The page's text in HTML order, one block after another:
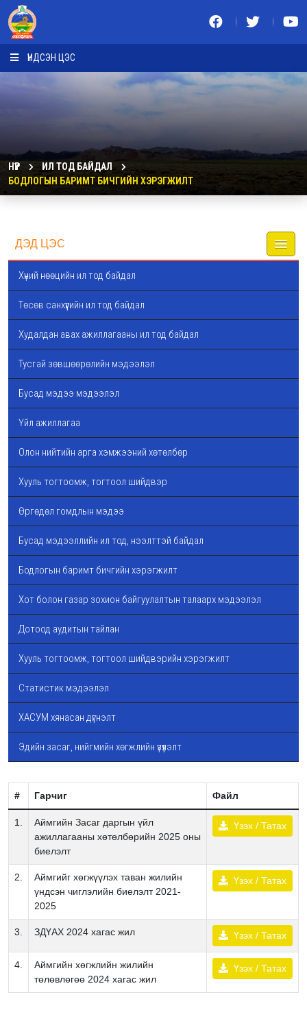
ҮНДСЭН ЦЭС
НҮҮР
ИЛ ТОД БАЙДАЛ
БОДЛОГЫН БАРИМТ БИЧГИЙН ХЭРЭГЖИЛТ
ДЭД ЦЭС
Хүний нөөцийн ил тод байдал
Төсөв санхүүгийн ил тод байдал
Худалдан авах ажиллагааны ил тод байдал
Тусгай зөвшөөрөлийн мэдээлэл
Бусад мэдээ мэдээлэл
Үйл ажиллагаа
Олон нийтийн арга хэмжээний хөтөлбөр
Хууль тогтоомж, тогтоол шийдвэр
Өргөдөл гомдлын мэдээ
Бусад мэдээллийн ил тод, нээлттэй байдал
Бодлогын баримт бичгийн хэрэгжилт
Хот болон газар зохион байгуулалтын талаарх мэдээлэл
Дотоод аудитын тайлан
Хууль тогтоомж, тогтоол шийдвэрийн хэрэгжилт
Статистик мэдээлэл
ХАСУМ хянасан дүгнэлт
Эдийн засаг, нийгмийн хөгжлийн үзүүлэлт
# Гарчиг Файл
1.
Аймгийн Засаг даргын үйл
ажиллагааны хөтөлбөрийн 2025 оны
биелэлт
Үзэх / Татах
2.
Аймгийг хөгжүүлэх таван жилийн
үндсэн чиглэлийн биелэлт 2021-
2025
Үзэх / Татах
3. ЗДҮАХ 2024 хагас жил Үзэх / Татах
4.
Аймгийн хөгжлийн жилийн
төлөвлөгөө 2024 хагас жил
Үзэх / Татах